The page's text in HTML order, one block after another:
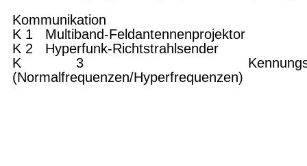
Kommunikation
K 1 Multiband-Feldantennenprojektor
K 2 Hyperfunk-Richtstrahlsender
K 3
(Normalfrequenzen/Hyperfrequenzen)